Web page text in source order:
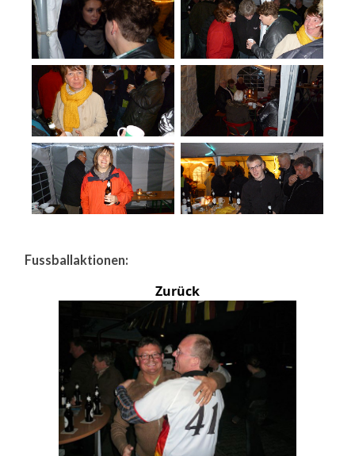
Fussballaktionen:
Zurück